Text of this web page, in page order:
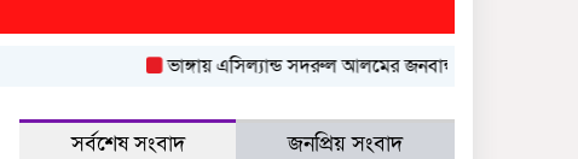
ভাঙ্গায় এসিল্যান্ড সদরুল আলমের জনবান্ধব উদ্যোগে বদলে
সর্বশেষ সংবাদ জনপ্রিয় সংবাদ